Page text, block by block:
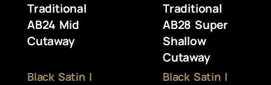
Traditional
AB24 Mid
Cutaway
Black Satin |
Traditional
AB28 Super
Shallow
Cutaway
Black Satin |